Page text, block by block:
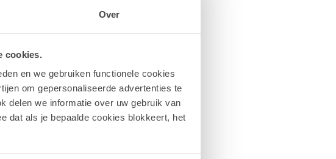
Over
cookies.
en we gebruiken functionele cookies
om gepersonaliseerde advertenties te
delen we informatie over uw gebruik van
dat als je bepaalde cookies blokkeert, het